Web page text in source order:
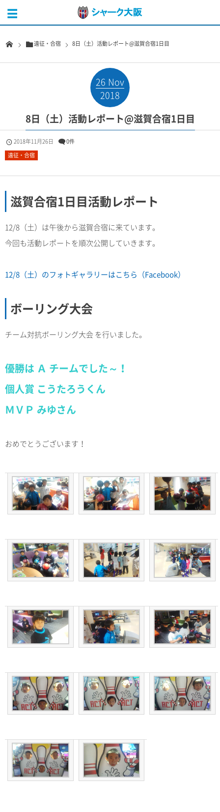
遠征・合宿 8日（土）活動レポート@滋賀合宿1日目
26 Nov
2018
8日（土）活動レポート@滋賀合宿1日目
2018年11月26日
0件
遠征・合宿
滋賀合宿1日目活動レポート
12/8（土）は午後から滋賀合宿に来ています。
今回も活動レポートを順次公開していきます。
12/8（土）のフォトギャラリーはこちら（Facebook）
ボーリング大会
チーム対抗ボーリング大会 を行いました。
優勝は Ａ チームでした～！
個人賞 こうたろうくん
ＭＶＰ みゆさん
おめでとうございます！